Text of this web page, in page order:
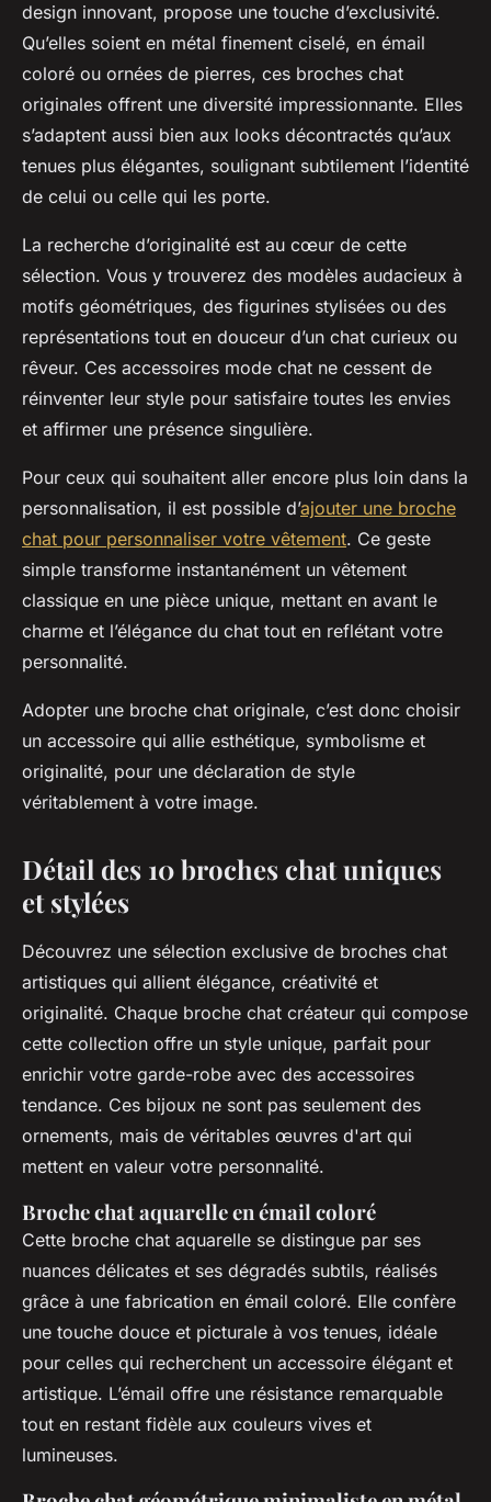
design innovant, propose une touche d’exclusivité.
Qu’elles soient en métal finement ciselé, en émail
coloré ou ornées de pierres, ces broches chat
originales offrent une diversité impressionnante. Elles
s’adaptent aussi bien aux looks décontractés qu’aux
tenues plus élégantes, soulignant subtilement l’identité
de celui ou celle qui les porte.
La recherche d’originalité est au cœur de cette
sélection. Vous y trouverez des modèles audacieux à
motifs géométriques, des figurines stylisées ou des
représentations tout en douceur d’un chat curieux ou
rêveur. Ces accessoires mode chat ne cessent de
réinventer leur style pour satisfaire toutes les envies
et affirmer une présence singulière.
Pour ceux qui souhaitent aller encore plus loin dans la
personnalisation, il est possible d’ajouter une broche
chat pour personnaliser votre vêtement. Ce geste
simple transforme instantanément un vêtement
classique en une pièce unique, mettant en avant le
charme et l’élégance du chat tout en reflétant votre
personnalité.
Adopter une broche chat originale, c’est donc choisir
un accessoire qui allie esthétique, symbolisme et
originalité, pour une déclaration de style
véritablement à votre image.
Détail des 10 broches chat uniques
et stylées
Découvrez une sélection exclusive de broches chat
artistiques qui allient élégance, créativité et
originalité. Chaque broche chat créateur qui compose
cette collection offre un style unique, parfait pour
enrichir votre garde-robe avec des accessoires
tendance. Ces bijoux ne sont pas seulement des
ornements, mais de véritables œuvres d'art qui
mettent en valeur votre personnalité.
Broche chat aquarelle en émail coloré
Cette broche chat aquarelle se distingue par ses
nuances délicates et ses dégradés subtils, réalisés
grâce à une fabrication en émail coloré. Elle confère
une touche douce et picturale à vos tenues, idéale
pour celles qui recherchent un accessoire élégant et
artistique. L’émail offre une résistance remarquable
tout en restant fidèle aux couleurs vives et
lumineuses.